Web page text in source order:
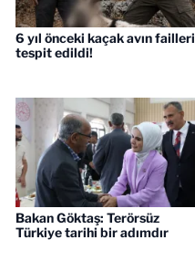
6 yıl önceki kaçak avın failleri
tespit edildi!
Bakan Göktaş: Terörsüz
Türkiye tarihi bir adımdır